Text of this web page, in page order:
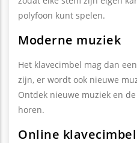
polyfoon kunt spelen.
Moderne muziek
Het klavecimbel mag dan
zijn, er wordt ook nieuwe
Ontdek nieuwe muziek en
horen.
Online